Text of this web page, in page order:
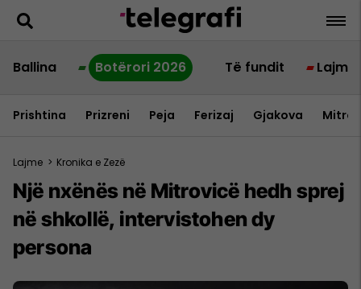
Ballina Botërori 2026 Të fundit Lajme
Prishtina Prizreni Peja Ferizaj Gjakova
Lajme > Kronika e Zezë
Një nxënës në Mitrovicë hedh sprej
në shkollë, intervistohen dy
persona